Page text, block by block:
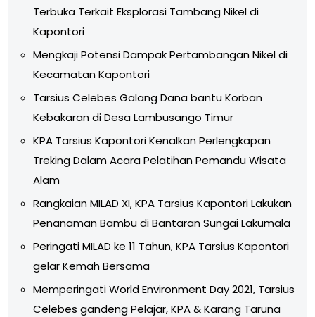
Terbuka Terkait Eksplorasi Tambang Nikel di
Kapontori
Mengkaji Potensi Dampak Pertambangan Nikel di
Kecamatan Kapontori
Tarsius Celebes Galang Dana bantu Korban
Kebakaran di Desa Lambusango Timur
KPA Tarsius Kapontori Kenalkan Perlengkapan
Treking Dalam Acara Pelatihan Pemandu Wisata
Alam
Rangkaian MILAD XI, KPA Tarsius Kapontori Lakukan
Penanaman Bambu di Bantaran Sungai Lakumala
Peringati MILAD ke 11 Tahun, KPA Tarsius Kapontori
gelar Kemah Bersama
Memperingati World Environment Day 2021, Tarsius
Celebes gandeng Pelajar, KPA & Karang Taruna